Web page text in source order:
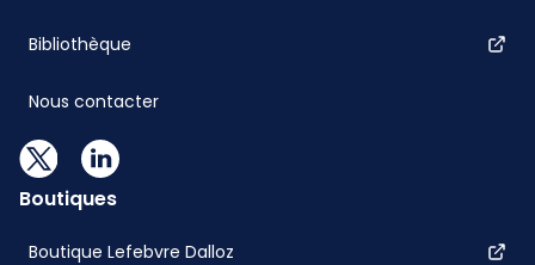
Bibliothèque
Nous contacter
Boutiques
Boutique Lefebvre Dalloz